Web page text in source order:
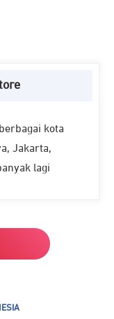
kota
Jakarta,
lagi